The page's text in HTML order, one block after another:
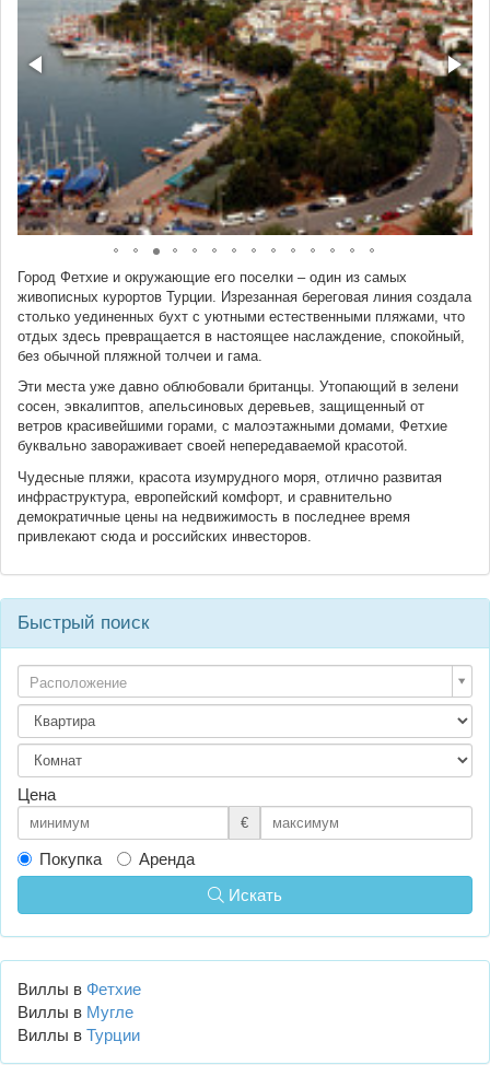
Город Фетхие и окружающие его поселки – один из самых
живописных курортов Турции. Изрезанная береговая линия создала
столько уединенных бухт с уютными естественными пляжами, что
отдых здесь превращается в настоящее наслаждение, спокойный,
без обычной пляжной толчеи и гама.
Эти места уже давно облюбовали британцы. Утопающий в зелени
сосен, эвкалиптов, апельсиновых деревьев, защищенный от
ветров красивейшими горами, с малоэтажными домами, Фетхие
буквально завораживает своей непередаваемой красотой.
Чудесные пляжи, красота изумрудного моря, отлично развитая
инфраструктура, европейский комфорт, и сравнительно
демократичные цены на недвижимость в последнее время
привлекают сюда и российских инвесторов.
Быстрый поиск
Расположение
Цена
€
Покупка
Аренда
Искать
Виллы в Фетхие
Виллы в Мугле
Виллы в Турции